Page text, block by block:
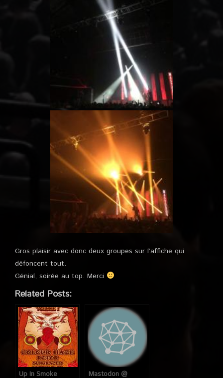
Gros plaisir avec donc deux groupes sur l’affiche qui
défoncent tout.
Génial, soirée au top. Merci
Related Posts:
Up In Smoke
Mastodon @